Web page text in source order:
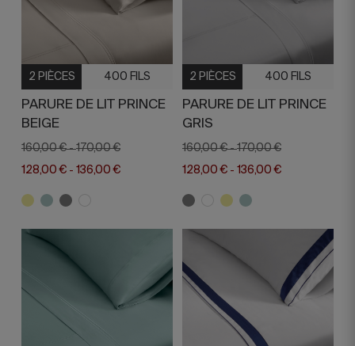
2 PIÈCES 400 FILS
PARURE DE LIT PRINCE
BEIGE
160,00 € -170,00 €
128,00 € - 136,00 €
2 PIÈCES 400 FILS
PARURE DE LIT PRINCE
GRIS
160,00 € -170,00 €
128,00 € - 136,00 €